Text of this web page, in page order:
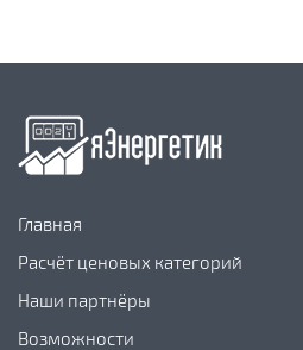
Главная
Расчёт ценовых категорий
Наши партнёры
Возможности